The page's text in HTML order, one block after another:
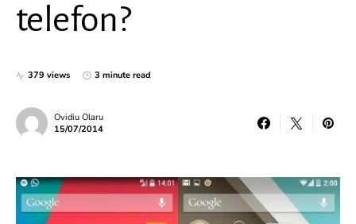
telefon?
379 views 3 minute read
Ovidiu Olaru
15/07/2014